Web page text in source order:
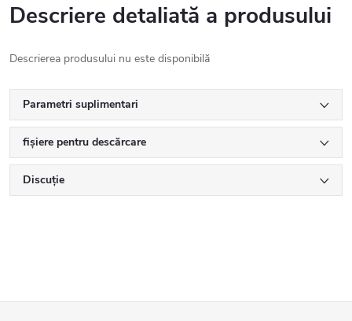
Descriere detaliată a produsului
Descrierea produsului nu este disponibilă
Parametri suplimentari
fișiere pentru descărcare
Discuţie